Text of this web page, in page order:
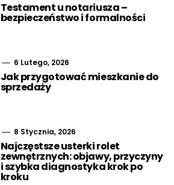
Testament u notariusza –
bezpieczeństwo i formalności
6 Lutego, 2026
Jak przygotować mieszkanie do
sprzedaży
8 Stycznia, 2026
Najczęstsze usterki rolet
zewnętrznych: objawy, przyczyny
i szybka diagnostyka krok po
kroku